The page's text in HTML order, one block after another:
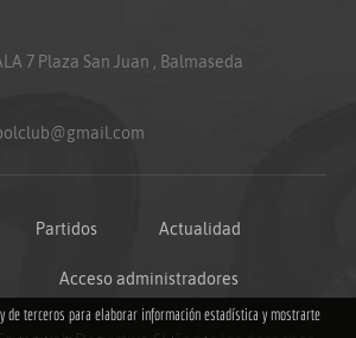
7 Plaza San Juan , Balmaseda
Partidos Actualidad
Acceso administradores
de terceros para elaborar información estadística y mostrarte